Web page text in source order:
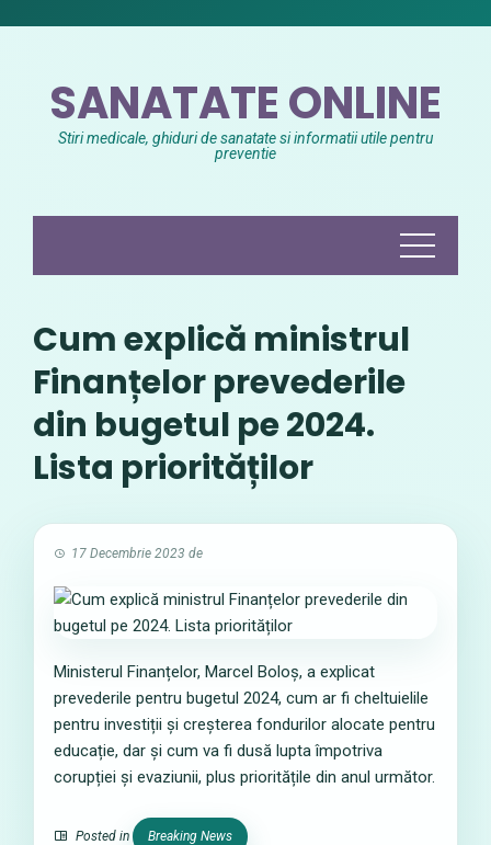
SANATATE ONLINE
Stiri medicale, ghiduri de sanatate si informatii utile pentru
preventie
Cum explică ministrul
Finanțelor prevederile
din bugetul pe 2024.
Lista priorităților
17 Decembrie 2023 de
Ministerul Finanțelor, Marcel Boloș, a explicat
prevederile pentru bugetul 2024, cum ar fi cheltuielile
pentru investiții și creșterea fondurilor alocate pentru
educație, dar și cum va fi dusă lupta împotriva
corupției și evaziunii, plus prioritățile din anul următor.
Posted in Breaking News